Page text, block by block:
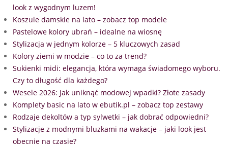
look z wygodnym luzem!
Koszule damskie na lato – zobacz top modele
Pastelowe kolory ubrań – idealne na wiosnę
Stylizacja w jednym kolorze – 5 kluczowych zasad
Kolory ziemi w modzie – co to za trend?
Sukienki midi: elegancja, która wymaga świadomego wyboru.
Czy to długość dla każdego?
Wesele 2026: Jak uniknąć modowej wpadki? Złote zasady
Komplety basic na lato w ebutik.pl – zobacz top zestawy
Rodzaje dekoltów a typ sylwetki – jak dobrać odpowiedni?
Stylizacje z modnymi bluzkami na wakacje – jaki look jest
obecnie na czasie?